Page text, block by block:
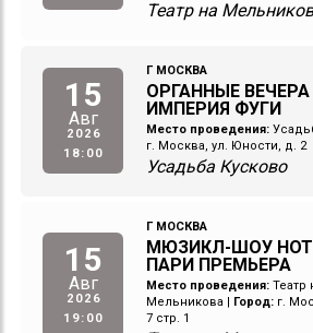
Театр на
15
Авг
2026
18:00
Г МОСКВА
ОРГАННЫЕ
ИМПЕРИЯ ФУГИ
Место проведения:
г. Москва, ул. Юности, д. 2
Усадьба Кусково
15
Авг
2026
19:00
Г МОСКВА
МЮЗИКЛ-ШОУ
ПАРИ ПРЕМЬЕРА
Место проведения: Театр
Мельникова | Город: г.
7 стр. 1